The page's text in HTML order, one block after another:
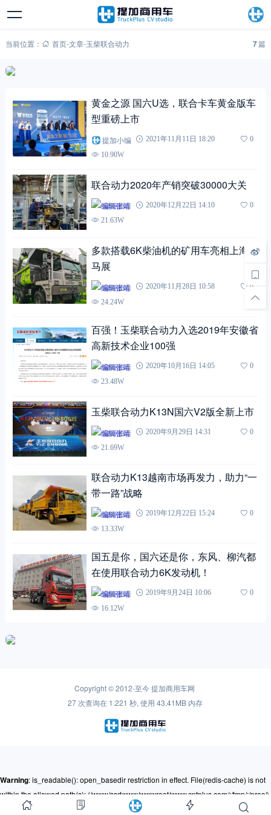
当前位置： 首页-文章-玉柴联合动力 7篇
黄金之源 国六U选，联合卡车黄金版车
型重磅上市
提加小编 2021年11月11日 18:20
0
10.90W
联合动力2020年产销突破30000大关
编辑张靖 2020年12月22日 14:10
0
21.63W
多款搭载6K柴油机的矿用车亮相上海宝
马展
编辑张靖 2020年11月28日 10:58
0
24.24W
百强！玉柴联合动力入选2019年安徽省
高新技术企业100强
编辑张靖 2020年10月16日 14:05
0
23.48W
玉柴联合动力K13N国六V2版全新上市
编辑张靖 2020年9月29日 14:31
0
21.69W
联合动力K13越南市场再发力，助力“一
带一路”战略
编辑张靖 2019年12月22日 15:24
0
13.33W
国五是你，国六还是你，东风、柳汽都
在使用联合动力6K发动机！
编辑张靖 2019年9月24日 10:06
0
16.12W
Copyright © 2012-至今提加商用车网
27 次查询在 1.221 秒, 使用 43.41MB 内存
Warning: is_readable(): open_basedir restriction in effect. File(redis-cache) is not
within the allowed path(s): (/www/ssdwww/wwwroot/www.cntplus.com/:/tmp/:/proc/)
/www/ssdwww/wwwroot/www.cntplus.com/wp-content/themes/mnews-